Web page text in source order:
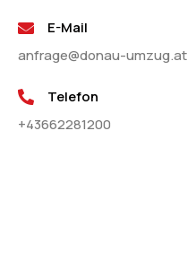
E-Mail
anfrage@donau-umzug.at
Telefon
+43662281200